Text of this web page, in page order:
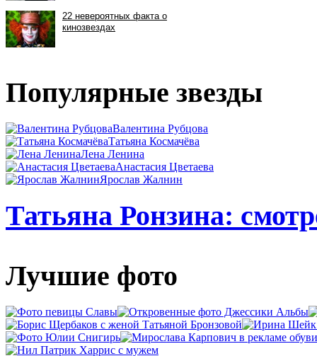
Популярные звезды
Валентина Рубцова
Татьяна Космачёва
Лена Ленина
Анастасия Цветаева
Ярослав Жалнин
Татьяна Ронзина:
Лучшие фото